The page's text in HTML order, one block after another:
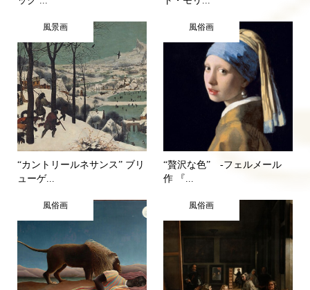
風景画
“カントリールネサンス” ブリ
ューゲ...
風俗画
“贅沢な色” -フェルメール
作 『...
風俗画 風俗画